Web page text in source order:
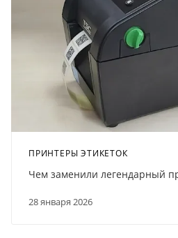
ПРИНТЕРЫ ЭТИКЕТОК
28 января 2026
Чем заменили легендарный